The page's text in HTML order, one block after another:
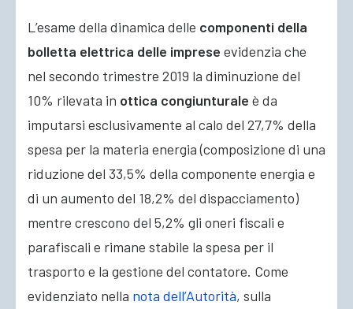
L’esame della dinamica delle componenti della
bolletta elettrica delle imprese evidenzia che
nel secondo trimestre 2019 la diminuzione del
10% rilevata in ottica congiunturale è da
imputarsi esclusivamente al calo del 27,7% della
spesa per la materia energia (composizione di una
riduzione del 33,5% della componente energia e
di un aumento del 18,2% del dispacciamento)
mentre crescono del 5,2% gli oneri fiscali e
parafiscali e rimane stabile la spesa per il
trasporto e la gestione del contatore. Come
evidenziato nella nota dell’Autorità, sulla